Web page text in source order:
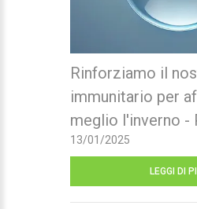
Rinforziamo il
immunitario per
meglio l'inverno -
13/01/2025
LEGGI DI